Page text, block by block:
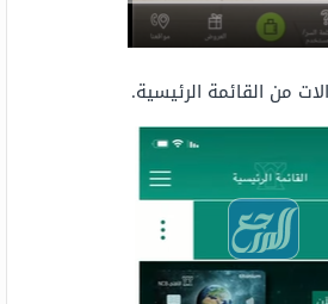
من القائمة الرئيسية.